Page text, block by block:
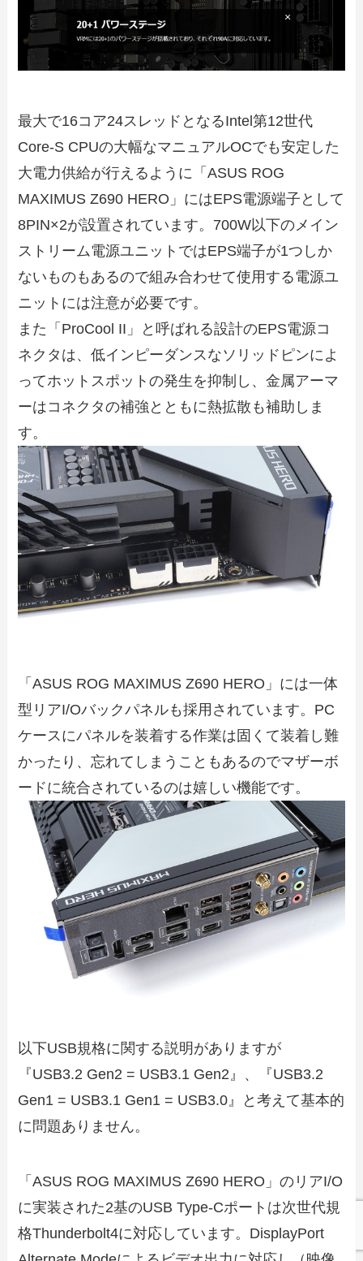
最大で16コア24スレッドとなるIntel第12世代
Core-S CPUの大幅なマニュアルOCでも安定した
大電力供給が行えるように「ASUS ROG
MAXIMUS Z690 HERO」にはEPS電源端子として
8PIN×2が設置されています。700W以下のメイン
ストリーム電源ユニットではEPS端子が1つしか
ないものもあるので組み合わせて使用する電源ユ
ニットには注意が必要です。
また「ProCool II」と呼ばれる設計のEPS電源コ
ネクタは、低インピーダンスなソリッドピンによ
ってホットスポットの発生を抑制し、金属アーマ
ーはコネクタの補強とともに熱拡散も補助しま
す。
「ASUS ROG MAXIMUS Z690 HERO」には一体
型リアI/Oバックパネルも採用されています。PC
ケースにパネルを装着する作業は固くて装着し難
かったり、忘れてしまうこともあるのでマザーボ
ードに統合されているのは嬉しい機能です。
以下USB規格に関する説明がありますが
『USB3.2 Gen2 = USB3.1 Gen2』、『USB3.2
Gen1 = USB3.1 Gen1 = USB3.0』と考えて基本的
に問題ありません。
「ASUS ROG MAXIMUS Z690 HERO」のリアI/O
に実装された2基のUSB Type-Cポートは次世代規
格Thunderbolt4に対応しています。DisplayPort